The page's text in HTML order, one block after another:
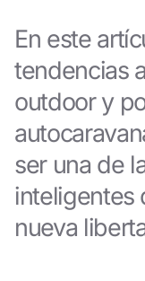
En este
tendencias
outdoor y
ser una de
inteligentes
nueva